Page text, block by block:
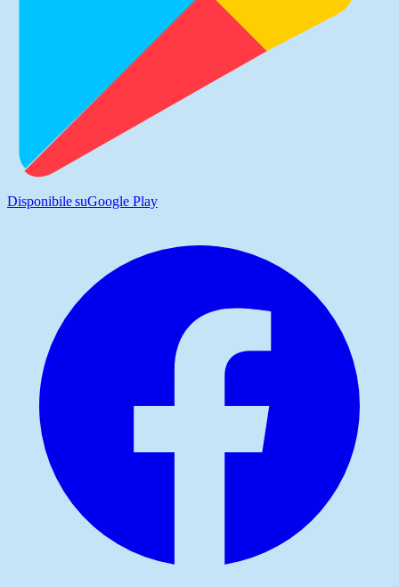
Disponibile suGoogle Play